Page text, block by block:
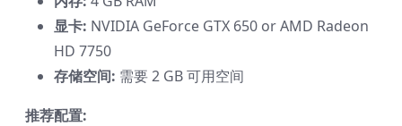
显卡: NVIDIA GeForce GTX 650 or AMD Radeon
HD 7750
存储空间: 需要 2 GB 可用空间
推荐配置: